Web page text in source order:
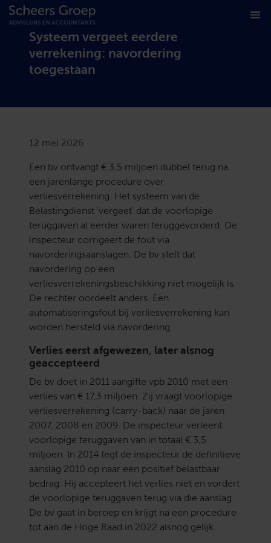
Systeem vergeet eerdere
verrekening: navordering
toegestaan
12 mei 2026
Een bv ontvangt € 3,5 miljoen dubbel terug na
een jarenlange procedure over
verliesverrekening. Het systeem van de
Belastingdienst 'vergeet' dat de voorlopige
teruggaven al eerder waren teruggevorderd. De
inspecteur corrigeert de fout via
navorderingsaanslagen. De bv stelt dat
navordering op een
verliesverrekeningsbeschikking niet mogelijk is.
De rechter oordeelt anders. Een
automatiseringsfout bij verliesverrekening kan
worden hersteld via navordering.
Verlies eerst afgewezen, later alsnog
geaccepteerd
De bv doet in 2011 aangifte vpb 2010 met een
verlies van € 17,3 miljoen. Zij vraagt voorlopige
verliesverrekening (carry-back) naar de jaren
2007, 2008 en 2009. De inspecteur verleent
voorlopige teruggaven van in totaal € 3,5
miljoen. In 2014 legt de inspecteur de definitieve
aanslag 2010 op naar een positief belastbaar
bedrag. Hij accepteert het verlies niet en vordert
de voorlopige teruggaven terug via die aanslag.
De bv gaat in beroep en krijgt na een procedure
tot aan de Hoge Raad in 2022 alsnog gelijk.